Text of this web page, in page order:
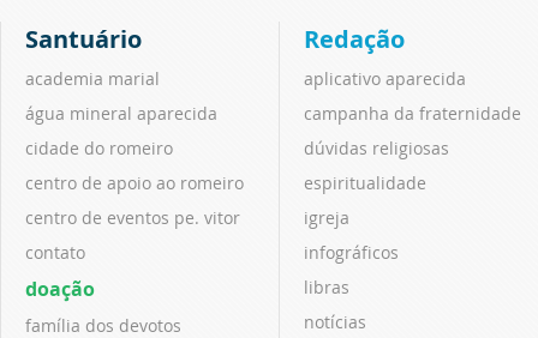
Santuário
academia marial
água mineral aparecida
cidade do romeiro
centro de apoio ao romeiro
centro de eventos pe. vitor
contato
doação
família dos devotos
Redação
aplicativo aparecida
campanha da fraternidade
dúvidas religiosas
espiritualidade
igreja
infográficos
libras
notícias